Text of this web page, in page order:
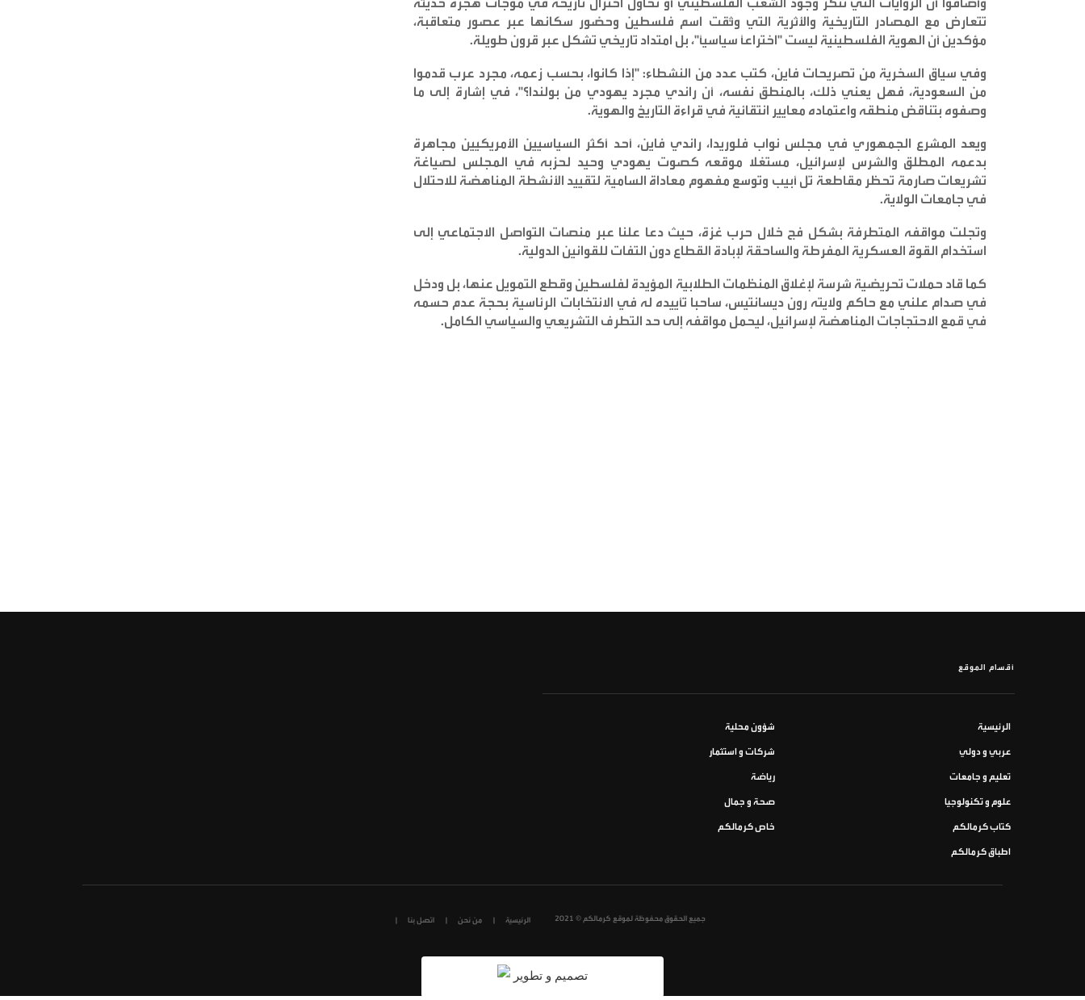
تتعارض مع المصادر التاريخية والأثرية التي وثّقت اسم فلسطين وحضور سكانها عبر عصور متعاقبة،
مؤكدين أن الهوية الفلسطينية ليست "اختراعًا سياسيًا"، بل امتداد تاريخي تشكل عبر قرون طويلة.
وفي سياق السخرية من تصريحات فاين، كتب عدد من النشطاء: "إذا كانوا، بحسب زعمه، مجرد عرب قدموا
من السعودية، فهل يعني ذلك، بالمنطق نفسه، أن راندي مجرد يهودي من بولندا؟"، في إشارة إلى ما
وصفوه بتناقض منطقه واعتماده معايير انتقائية في قراءة التاريخ والهوية.
ويعد المشرع الجمهوري في مجلس نواب فلوريدا، راندي فاين، أحد أكثر السياسيين الأمريكيين مجاهرة
بدعمه المطلق والشرس لإسرائيل، مستغلا موقعه كصوت يهودي وحيد لحزبه في المجلس لصياغة
تشريعات صارمة تحظر مقاطعة تل أبيب وتوسع مفهوم معاداة السامية لتقييد الأنشطة المناهضة للاحتلال
في جامعات الولاية.
وتجلت مواقفه المتطرفة بشكل فج خلال حرب غزة، حيث دعا علنا عبر منصات التواصل الاجتماعي إلى
استخدام القوة العسكرية المفرطة والساحقة لإبادة القطاع دون التفات للقوانين الدولية.
كما قاد حملات تحريضية شرسة لإغلاق المنظمات الطلابية المؤيدة لفلسطين وقطع التمويل عنها، بل ودخل
في صدام علني مع حاكم ولايته رون ديسانتيس، ساحبا تأييده له في الانتخابات الرئاسية بحجة عدم حسمه
في قمع الاحتجاجات المناهضة لإسرائيل، ليحمل مواقفه إلى حد التطرف التشريعي والسياسي الكامل.
أقسام الموقع
الرئيسية شؤون محلية
عربي و دولي شركات و استثمار
تعليم و جامعات رياضة
علوم و تكنولوجيا صحة و جمال
كتاب كرمالكم خاص كرمالكم
اطباق كرمالكم
جميع الحقوق محفوظة لموقع كرمالكم © 2021 اتصل بنا من نحن الرئيسية
تصميم و تطوير